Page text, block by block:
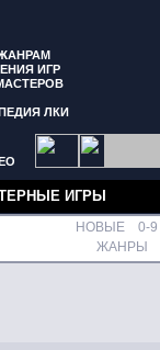
ИГР
ЛКИ
ИГРЫ
НОВЫЕ 0-9
ЖАНРЫ